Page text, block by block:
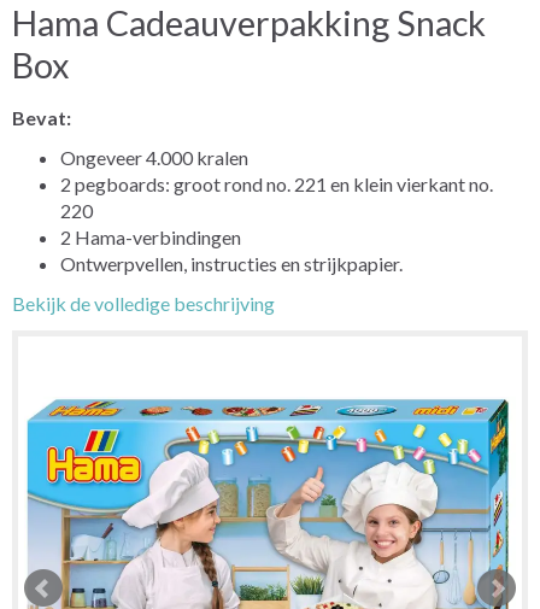
Hama Cadeauverpakking Snack
Box
Bevat:
Ongeveer 4.000 kralen
2 pegboards: groot rond no. 221 en klein vierkant no.
220
2 Hama-verbindingen
Ontwerpvellen, instructies en strijkpapier.
Bekijk de volledige beschrijving